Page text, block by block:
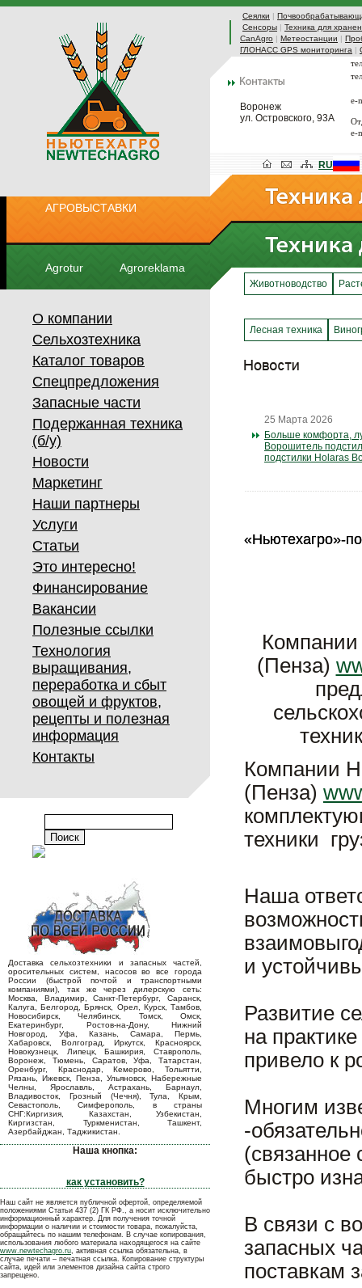
Сеялки |
Сенсоры | Техника для
CanAgro | Метеостанции |
ГЛОНАСС GPS мониторинга |
Воронеж
ул. Островского, 93А
e-
e-
АГРОВЫСТАВКИ
Agrotur Agroreklama
RU
О компании
Сельхозтехника
Каталог товаров
Спецпредложения
Запасные части
Подержанная техника
(б/у)
Новости
Маркетинг
Наши партнеры
Услуги
Статьи
Это интересно!
Финансирование
Вакансии
Полезные ссылки
Технология
выращивания,
переработка и сбыт
овощей и фруктов,
рецепты и полезная
информация
Контакты
Доставка сельхозтехники и запасных частей,
оросительных систем, насосов во все города
России (быстрой почтой и транспортными
компаниями), так же через дилерскую сеть:
Москва, Владимир, Санкт-Петербург, Саранск,
Калуга, Белгород, Брянск, Орел, Курск, Тамбов,
Новосибирск, Челябинск, Томск, Омск,
Екатеринбург, Ростов-на-Дону, Нижний
Новгород, Уфа, Казань, Самара, Пермь,
Хабаровск, Волгоград, Иркутск, Красноярск,
Новокузнецк, Липецк, Башкирия, Ставрополь,
Воронеж, Тюмень, Саратов, Уфа, Татарстан,
Оренбург, Краснодар, Кемерово, Тольятти,
Рязань, Ижевск, Пенза, Ульяновск, Набережные
Челны, Ярославль, Астрахань, Барнаул,
Владивосток, Грозный (Чечня), Тула, Крым,
Севастополь, Симферополь, в страны
СНГ:Киргизия, Казахстан, Узбекистан,
Киргизстан, Туркменистан, Ташкент,
Азербайджан, Таджикистан.
Наша кнопка:
как установить?
Наш сайт не является публичной офертой, определяемой
положениями Статьи 437 (2) ГК РФ., а носит исключительно
информационный характер. Для получения точной
информации о наличии и стоимости товара, пожалуйста,
обращайтесь по нашим телефонам. В случае копирования,
использования любого материала находящегося на сайте
www.newtechagro.ru, активная ссылка обязательна, в
случае печати – печатная ссылка. Копирование структуры
сайта, идей или элементов дизайна сайта строго
запрещено.
Животноводство
Лесная техника
25 Марта 2026
Больше комфорта,
Ворошитель
подстилки Holaras
«Ньютехагро»-
«Ньютехагро»-
(Пенза)
Компании
(Пенза)
техники
Наша
и
Развитие
на
привело к
Многим
-
(связанное
быстро
В связи с
запасных
поставкам